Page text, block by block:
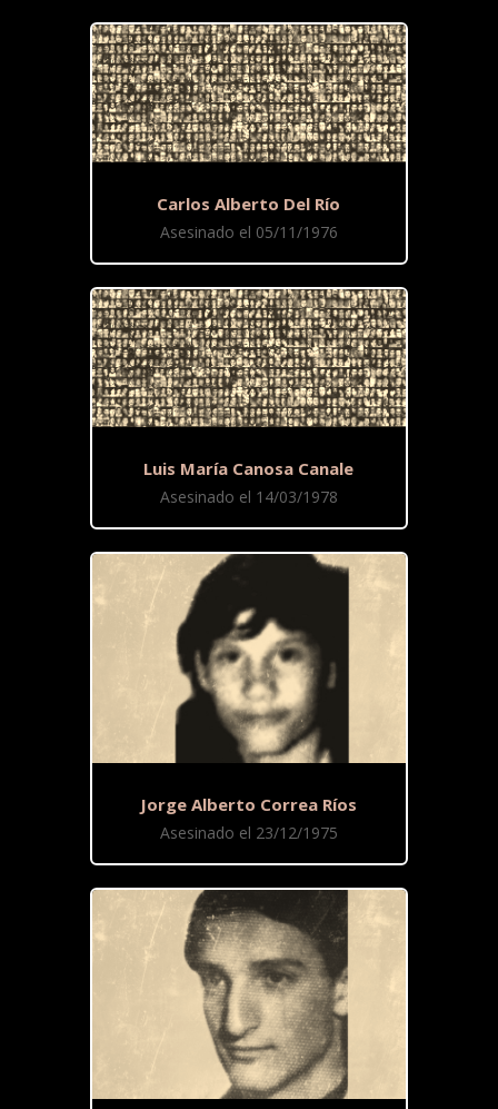
Carlos Alberto Del Río
Asesinado el 05/11/1976
Luis María Canosa Canale
Asesinado el 14/03/1978
Jorge Alberto Correa Ríos
Asesinado el 23/12/1975